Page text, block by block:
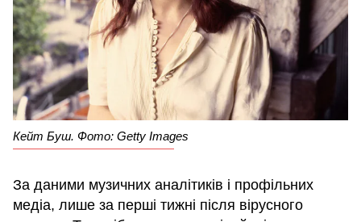
Кейт Буш. Фото: Getty Images
За даними музичних аналітиків і профільних
медіа, лише за перші тижні після вірусного